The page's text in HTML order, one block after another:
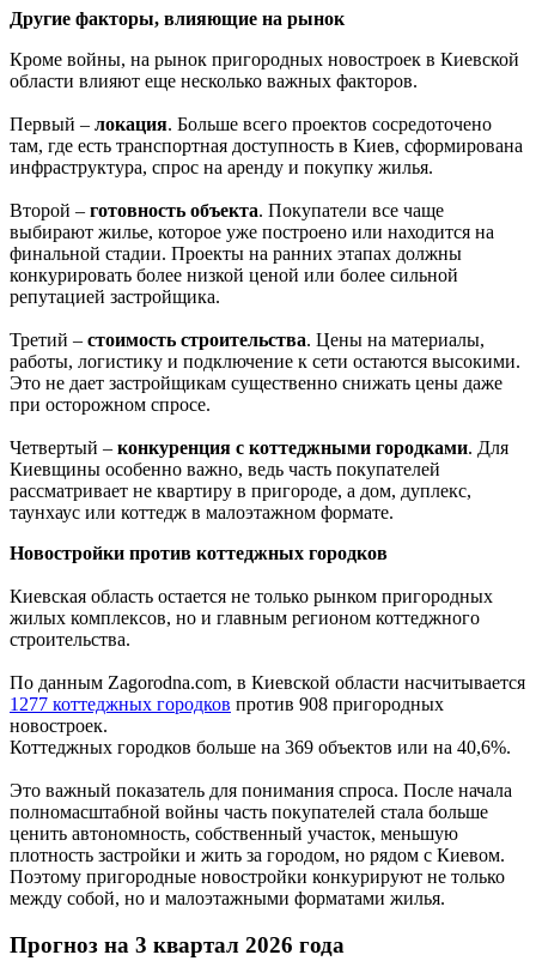
Другие факторы, влияющие на рынок
Кроме войны, на рынок пригородных новостроек в Киевской
области влияют еще несколько важных факторов.
Первый – локация. Больше всего проектов сосредоточено
там, где есть транспортная доступность в Киев, сформирована
инфраструктура, спрос на аренду и покупку жилья.
Второй – готовность объекта. Покупатели все чаще
выбирают жилье, которое уже построено или находится на
финальной стадии. Проекты на ранних этапах должны
конкурировать более низкой ценой или более сильной
репутацией застройщика.
Третий – стоимость строительства. Цены на материалы,
работы, логистику и подключение к сети остаются высокими.
Это не дает застройщикам существенно снижать цены даже
при осторожном спросе.
Четвертый – конкуренция с коттеджными городками. Для
Киевщины особенно важно, ведь часть покупателей
рассматривает не квартиру в пригороде, а дом, дуплекс,
таунхаус или коттедж в малоэтажном формате.
Новостройки против коттеджных городков
Киевская область остается не только рынком пригородных
жилых комплексов, но и главным регионом коттеджного
строительства.
По данным Zagorodna.com, в Киевской области насчитывается
1277 коттеджных городков против 908 пригородных
новостроек.
Коттеджных городков больше на 369 объектов или на 40,6%.
Это важный показатель для понимания спроса. После начала
полномасштабной войны часть покупателей стала больше
ценить автономность, собственный участок, меньшую
плотность застройки и жить за городом, но рядом с Киевом.
Поэтому пригородные новостройки конкурируют не только
между собой, но и малоэтажными форматами жилья.
Прогноз на 3 квартал 2026 года